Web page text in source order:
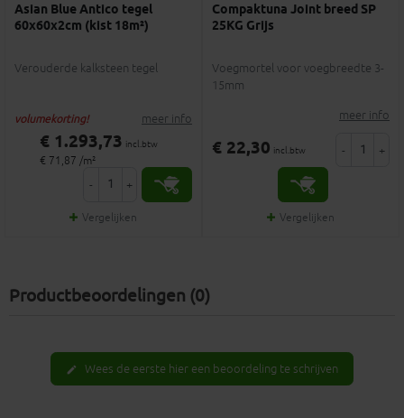
Asian Blue Antico tegel
60x60x2cm (kist 18m²)
Verouderde kalksteen tegel
volumekorting! meer info
€ 1.293,73 incl.btw
€ 71,87 /m²
- +
Vergelijken
Compaktuna Joint breed SP
25KG Grijs
Voegmortel voor voegbreedte 3-
15mm
meer info
€ 22,30 incl.btw - +
Vergelijken
Productbeoordelingen (0)
edit Wees de eerste hier een beoordeling te schrijven